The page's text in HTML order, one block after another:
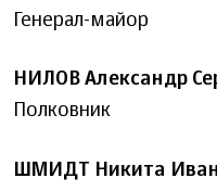
Генерал-майор
НИЛОВ Александр
Полковник
ШМИДТ Никита